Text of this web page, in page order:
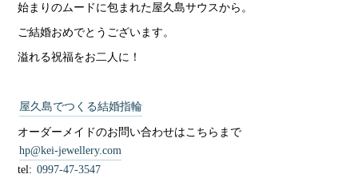
始まりのムードに包まれた屋久島サウスから。
ご結婚おめでとうございます。
溢れる祝福をお二人に！
屋久島でつくる結婚指輪
オーダーメイドのお問い合わせはこちらまで
hp@kei-jewellery.com
tel: 0997-47-3547